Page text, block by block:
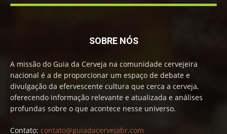
SOBRE NÓS
A missão do Guia da Cerveja na comunidade cervejeira
nacional é a de proporcionar um espaço de debate e
divulgação da efervescente cultura que cerca a cerveja,
oferecendo informação relevante e atualizada e análises
profundas sobre o que acontece nesse universo.
Contato: contato@guiadacervejabr.com